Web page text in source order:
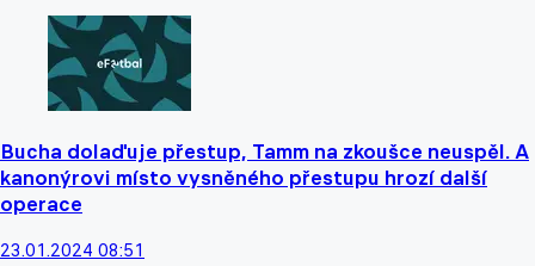
Bucha dolaďuje přestup, Tamm na zkoušce neuspěl. A
kanonýrovi místo vysněného přestupu hrozí další
operace
23.01.2024 08:51